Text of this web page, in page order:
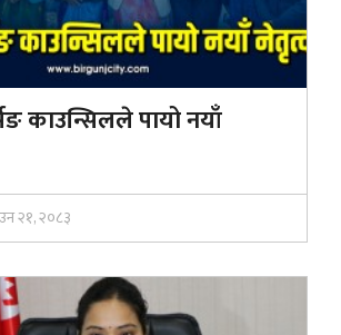
काउन्सिलले पायो नयाँ
२१, २०८३